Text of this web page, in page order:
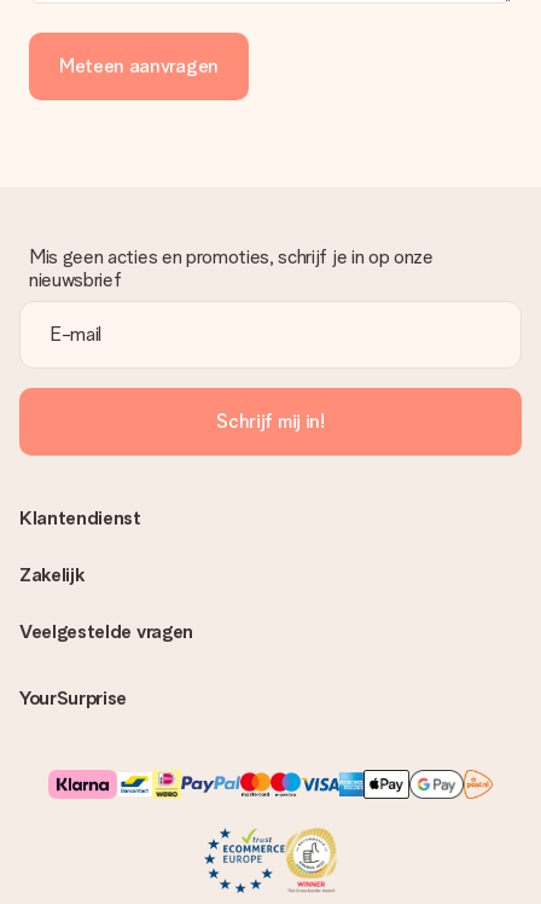
Meteen aanvragen
Mis geen acties en promoties, schrijf je in op onze
nieuwsbrief
Schrijf mij in!
Veelgestelde vragen
YourSurprise
Klantendienst
Zakelijk